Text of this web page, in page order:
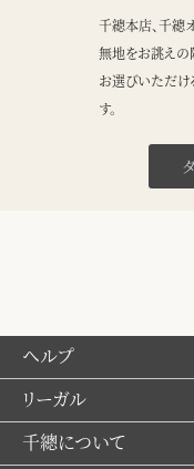
千總本店、千總
無地をお誂えの
お選びいただけ
す。
ヘルプ
リーガル
千總について